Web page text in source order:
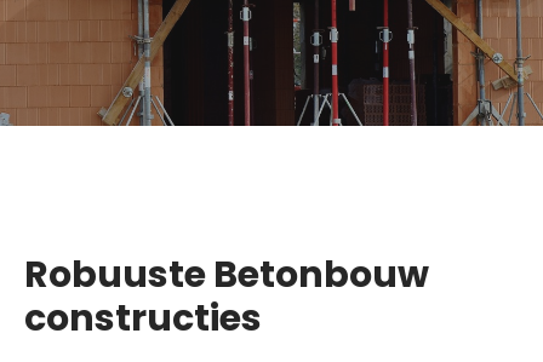
Robuuste Betonbouw
constructies